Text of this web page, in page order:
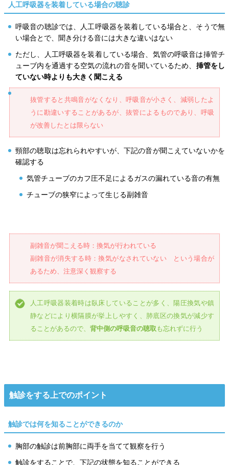
人工呼吸器を装着している場合の聴診
呼吸音の聴診では、人工呼吸器を装着している場合と、そうで無
い場合とで、聞き分ける音には大きな違いはない
ただし、人工呼吸器を装着している場合、気管の呼吸音は挿管チ
ューブ内を通過する空気の流れの音を聞いているため、 挿管をし
ていない時よりも大きく聞こえる
抜管すると共鳴音がなくなり、呼吸音が小さく、減弱したよ
うに勘違いすることがあるが、抜管によるものであり、呼吸
が改善したとは限らない
頸部の聴取は忘れられやすいが、下記の音が聞こえていないかを
確認する
気管チューブのカフ圧不足によるガスの漏れている音の有無
チューブの狭窄によって生じる副雑音
副雑音が聞こえる時：換気が行われている
副雑音が消失する時：換気がなされていない という場合が
あるため、注意深く観察する
人工呼吸器装着時は臥床していることが多く、陽圧換気や鎮
静などにより横隔膜が挙上しやすく、肺底区の換気が減少す
ることがあるので、 背中側の呼吸音の聴取 も忘れずに行う
触診をする上でのポイント
触診では何を知ることができるのか
胸部の触診は前胸部に両手を当てて観察を行う
触診をすることで、下記の状態を知ることができる